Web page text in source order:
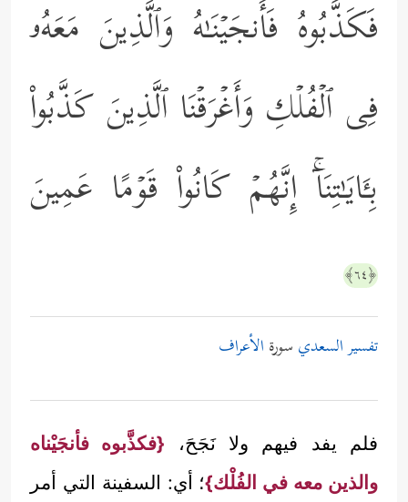
فَكَذَّبُوهُ فَأَنجَیۡنَـٰهُ وَٱلَّذِینَ مَعَهُۥ
فِی ٱلۡفُلۡكِ وَأَغۡرَقۡنَا ٱلَّذِینَ كَذَّبُواْ
بِـَٔایَـٰتِنَاۤۚ إِنَّهُمۡ كَانُواْ قَوۡمًا عَمِینَ
﴿٦٤﴾
تفسير السعدي سورة الأعراف
فلم يفد فيهم ولا نَجَحَ، {فكذَّبوه فأنجَيْناه
والذين معه في الفُلْك}؛ أي: السفينة التي أمر